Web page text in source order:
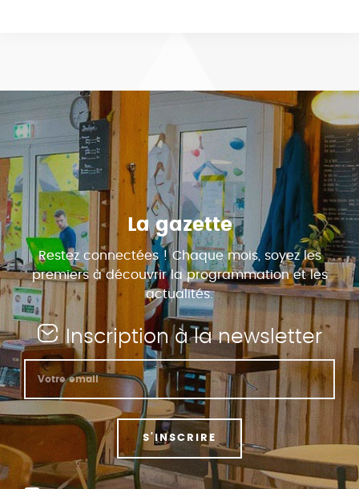
La gazette
Restez connectées ! Chaque mois, soyez les
premiers à découvrir la programmation et les
actualités.
Inscription à la newsletter
S'INSCRIRE